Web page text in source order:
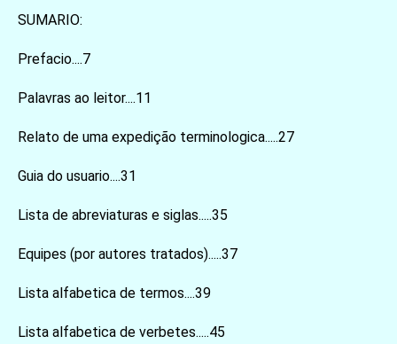
SUMARIO:
Prefacio....7
Palavras ao leitor....11
Relato de uma expedição terminologica.....27
Guia do usuario....31
Lista de abreviaturas e siglas.....35
Equipes (por autores tratados).....37
Lista alfabetica de termos....39
Lista alfabetica de verbetes.....45